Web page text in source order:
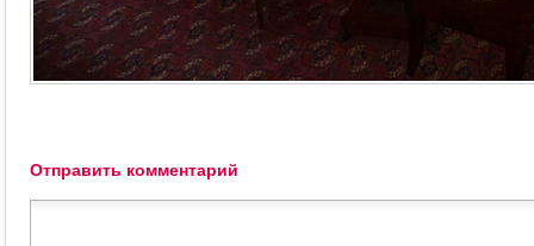
Отправить комментарий